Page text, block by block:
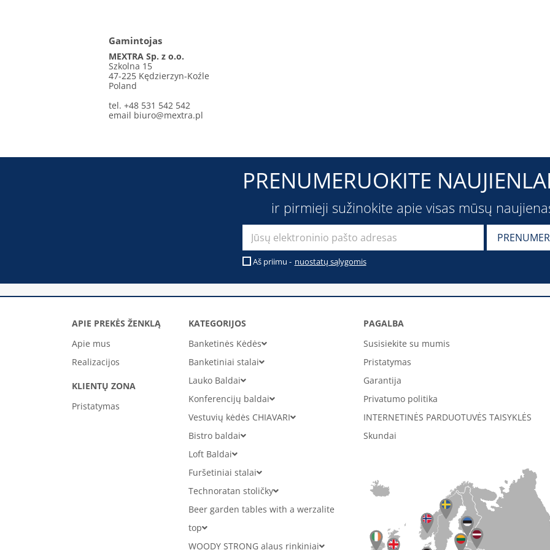
Gamintojas
MEXTRA Sp. z o.o.
Szkolna 15
47-225 Kędzierzyn-Koźle
Poland
tel. +48 531 542 542
email biuro@mextra.pl
PRENUMERUOKITE
ir pirmieji sužinokite apie visas mūsų
Aš priimu - nuostatų sąlygomis
APIE PREKĖS ŽENKLĄ
Apie mus
Realizacijos
KLIENTŲ ZONA
Pristatymas
KATEGORIJOS
Banketinės Kėdės
Banketiniai stalai
Lauko Baldai
Konferencijų baldai
Vestuvių kėdės CHIAVARI
Bistro baldai
Loft Baldai
Furšetiniai stalai
Technoratan stoličky
Beer garden tables with a werzalite
top
WOODY STRONG alaus rinkiniai
PAGALBA
Susisiekite su mumis
Pristatymas
Garantija
Privatumo politika
INTERNETINĖS PARDUOTUVĖS TAISYKLĖS
Skundai